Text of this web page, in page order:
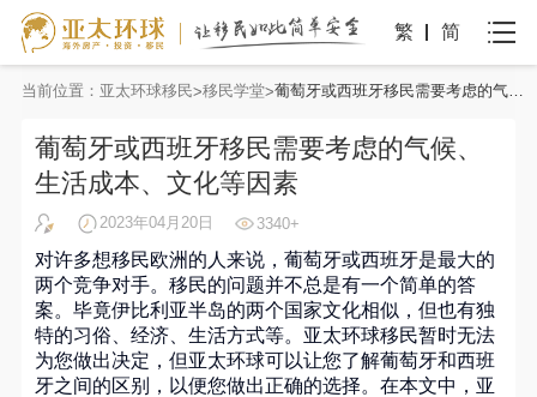
繁 简
当前位置： 亚太环球移民 移民学堂 葡萄牙或西班牙移民需要考虑的气候、生活成本、文化等因素
葡萄牙或西班牙移民需要考虑的气候、
生活成本、文化等因素
2023年04月20日 3340+
对许多想移民欧洲的人来说，葡萄牙或西班牙是最大的
两个竞争对手。移民的问题并不总是有一个简单的答
案。毕竟伊比利亚半岛的两个国家文化相似，但也有独
特的习俗、经济、生活方式等。亚太环球移民暂时无法
为您做出决定，但亚太环球可以让您了解葡萄牙和西班
牙之间的区别，以便您做出正确的选择。在本文中，亚